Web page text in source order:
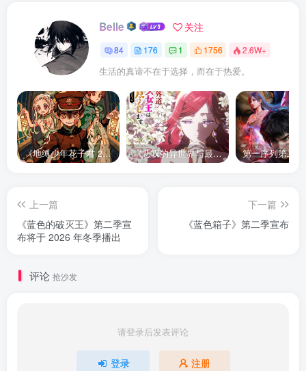
Belle 关注
84 176 1 1756 2.6W+
生活的真谛不在于选择，而在于热爱。
《地缚少年花子君 2》宣布推出续集，将于 2025 年夏季播出 《悲叹的异世界与最强外道最终 BOSS 女王为子民奉献一切》第二季 公布全新声优组合、制作阵容及首支宣传 PV
上一篇
《蓝色的破灭王》第二季宣
布将于 2026 年冬季播出
下一篇
《蓝色箱子》第二季宣布
评论 抢沙发
请登录后发表评论
登录 注册